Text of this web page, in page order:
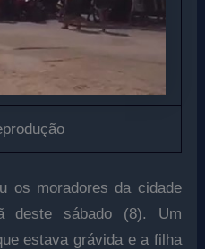
os moradores da cidade
deste sábado (8). Um
estava grávida e a filha